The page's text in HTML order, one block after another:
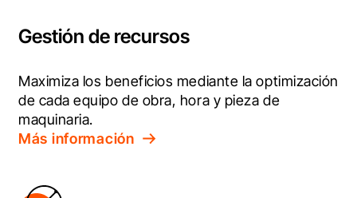
Gestión de recursos
Maximiza los beneficios mediante la optimización
de cada equipo de obra, hora y pieza de
maquinaria.
Más información